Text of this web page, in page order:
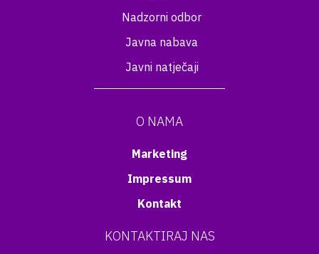
Nadzorni odbor
Javna nabava
Javni natječaji
O NAMA
Marketing
Impressum
Kontakt
KONTAKTIRAJ NAS